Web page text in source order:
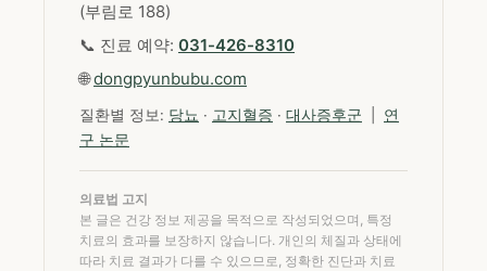
(부림로 188)
📞 진료 예약: 031-426-8310
🌐dongpyunbubu.com
질환별 정보: 당뇨 · 고지혈증 · 대사증후군
연
구 논문
의료법 고지
본 글은 건강 정보 제공을 목적으로 작성되었으며, 특정
치료의 효과를 보장하지 않습니다. 개인의 체질과 상태에
따라 치료 결과가 다를 수 있으므로, 정확한 진단과 치료